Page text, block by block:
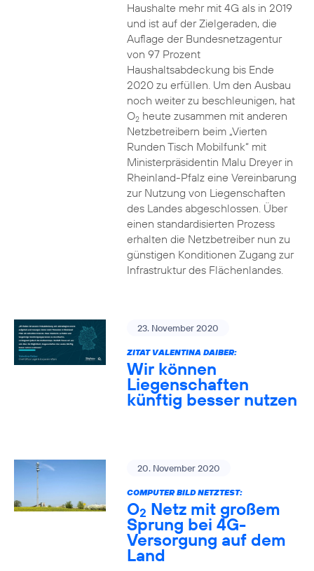
Haushalte mehr mit 4G als in 2019
und ist auf der Zielgeraden, die
Auflage der Bundesnetzagentur
von 97 Prozent
Haushaltsabdeckung bis Ende
2020 zu erfüllen. Um den Ausbau
noch weiter zu beschleunigen, hat
O2heute zusammen mit anderen
Netzbetreibern beim „Vierten
Runden Tisch Mobilfunk“ mit
Ministerpräsidentin Malu Dreyer in
Rheinland-Pfalz eine Vereinbarung
zur Nutzung von Liegenschaften
des Landes abgeschlossen. Über
einen standardisierten Prozess
erhalten die Netzbetreiber nun zu
günstigen Konditionen Zugang zur
Infrastruktur des Flächenlandes.
23. November 2020
ZITAT VALENTINA DAIBER:
Wir können
Liegenschaften
künftig besser nutzen
20. November 2020
COMPUTER BILD NETZTEST:
O2 Netz mit großem
Sprung bei 4G-
Versorgung auf dem
Land